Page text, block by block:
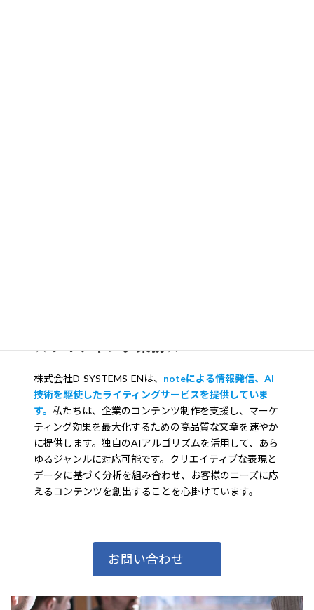
★ライティング業務★
株式会社D-SYSTEMS-ENは、 noteによる情報発信、AI
技術を駆使したライティングサービスを提供していま
す。私たちは、企業のコンテンツ制作を支援し、マーケ
ティング効果を最大化するための高品質な文章を速やか
に提供します。独自のAIアルゴリズムを活用して、あら
ゆるジャンルに対応可能です。クリエイティブな表現と
データに基づく分析を組み合わせ、お客様のニーズに応
えるコンテンツを創出することを心掛けています。
お問い合わせ